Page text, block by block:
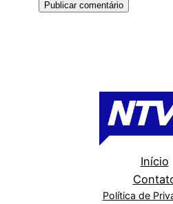
Início
Política de